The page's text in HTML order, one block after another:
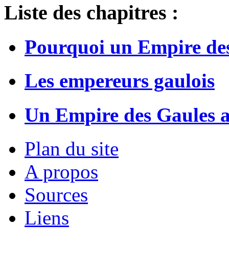
Liste des chapitres :
Pourquoi un Empire
Les empereurs gaulois
Un Empire des Gaules
Plan du site
A propos
Sources
Liens